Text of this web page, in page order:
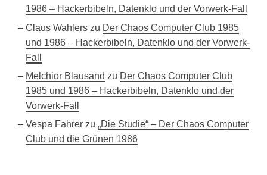
1986 – Hackerbibeln, Datenklo und der Vorwerk-Fall
Claus Wahlerszu Der Chaos Computer Club 1985
und 1986 – Hackerbibeln, Datenklo und der Vorwerk-
Fall
Melchior Blausand zu Der Chaos Computer Club
1985 und 1986 – Hackerbibeln, Datenklo und der
Vorwerk-Fall
Vespa Fahrerzu „Die Studie“ – Der Chaos Computer
Club und die Grünen 1986